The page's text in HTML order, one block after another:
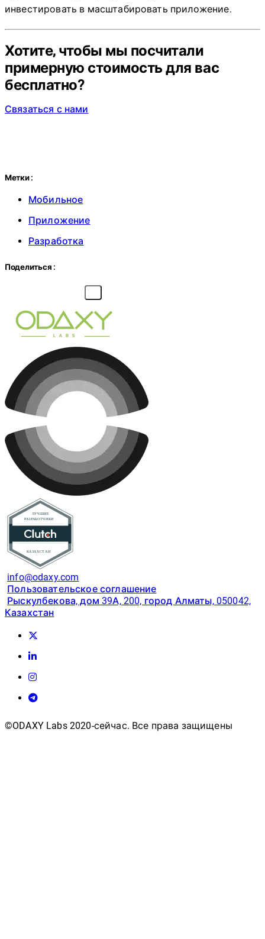
инвестировать в масштабировать приложение.
Хотите, чтобы мы посчитали
примерную стоимость для вас
бесплатно?
Связаться с нами
Метки :
Мобильное
Приложение
Разработка
Поделиться :
info@odaxy.com
Пользовательское соглашение
Рыскулбекова, дом 39А, 200, город Алматы, 050042,
Казахстан
©ODAXY Labs 2020-сейчас. Все права защищены